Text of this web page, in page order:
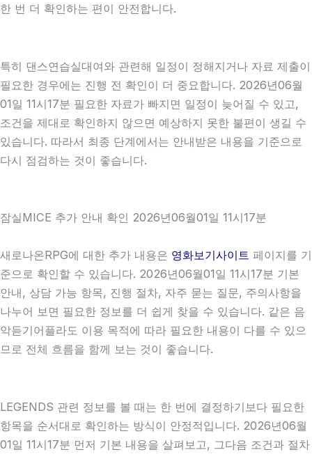
한 번 더 확인하는 편이 안전합니다.
특히 댄스연습실대여와 관련해 일정이 정해지거나 자료 제출이
필요한 경우에는 진행 전 확인이 더 중요합니다. 2026년06월
01일 11시17분 필요한 자료가 빠지면 일정이 늦어질 수 있고,
조건을 제대로 확인하지 않으면 예상하지 못한 불편이 생길 수
있습니다. 따라서 최종 단계에서는 안내받은 내용을 기준으로
다시 점검하는 것이 좋습니다.
잠실MICE 추가 안내 확인 2026년06월01일 11시17분
새로나온RPG에 대한 추가 내용은 영화보기사이트 페이지를 기
준으로 확인할 수 있습니다. 2026년06월01일 11시17분 기본
안내, 상담 가능 항목, 진행 절차, 자주 묻는 질문, 주의사항을
나누어 보면 필요한 정보를 더 쉽게 찾을 수 있습니다. 같은 음
악듣기어플라도 이용 목적에 따라 필요한 내용이 다를 수 있으
므로 전체 흐름을 함께 보는 것이 좋습니다.
LEGENDS 관련 정보를 볼 때는 한 번에 결정하기보다 필요한
항목을 순서대로 확인하는 방식이 안정적입니다. 2026년06월
01일 11시17분 먼저 기본 내용을 살펴보고, 그다음 조건과 절차